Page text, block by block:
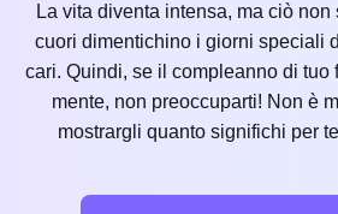
La vita diventa intensa, ma ciò
cuori dimentichino i giorni speciali
cari. Quindi, se il compleanno di tuo
mente, non preoccuparti! Non è
mostrargli quanto significhi per